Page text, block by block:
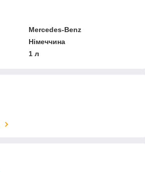
Mercedes-Benz
Німеччина
1 л